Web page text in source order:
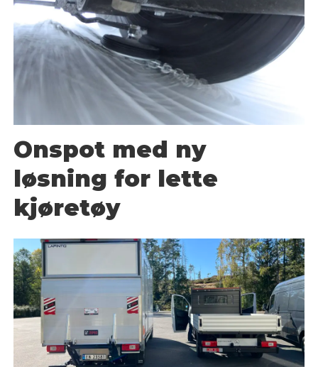
Onspot med ny
løsning for lette
kjøretøy